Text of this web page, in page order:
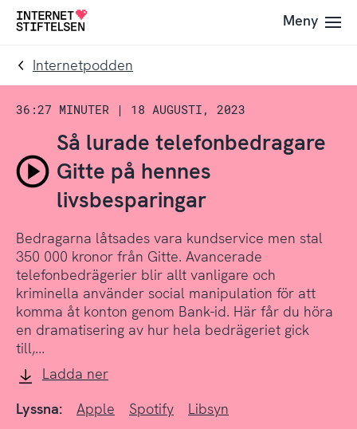
Till
navigering
Till
innehåll
Till
Meny
Internetpodden
36:27 MINUTER | 18 AUGUSTI, 2023
Spela
avsnitt
Så
lurade
telefonbedragare
Gitte
på
hennes
livsbesparingar
Så lurade telefonbedragare
Gitte på hennes
livsbesparingar
Bedragarna låtsades vara kundservice men stal
350 000 kronor från Gitte. Avancerade
telefonbedrägerier blir allt vanligare och
kriminella använder social manipulation för att
komma åt konton genom Bank-id. Här får du höra
en dramatisering av hur hela bedrägeriet gick
till,...
Ladda ner
Lyssna:
Apple Spotify Libsyn